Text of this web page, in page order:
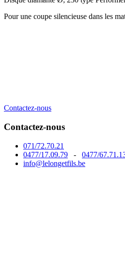
Pour une coupe silencieuse dans les
Contactez-nous
Contactez-nous
071/72.70.21
0477/17.09.79 - 0477/
info@lelongetfils.be